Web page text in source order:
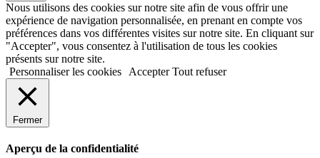
Nous utilisons des cookies sur notre site afin de vous offrir une
expérience de navigation personnalisée, en prenant en compte vos
préférences dans vos différentes visites sur notre site. En cliquant sur
"Accepter", vous consentez à l'utilisation de tous les cookies
présents sur notre site.
Personnaliser les cookies
Accepter Tout refuser
Fermer
Aperçu de la confidentialité